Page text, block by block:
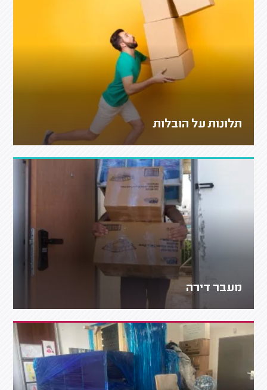
תלונות על הובלות
מעבר דירה